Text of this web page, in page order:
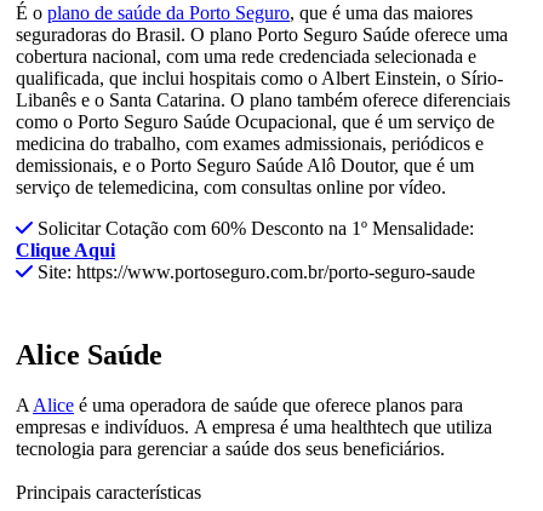
É o plano de saúde da Porto Seguro, que é uma das maiores
seguradoras do Brasil. O plano Porto Seguro Saúde oferece uma
cobertura nacional, com uma rede credenciada selecionada e
qualificada, que inclui hospitais como o Albert Einstein, o Sírio-
Libanês e o Santa Catarina. O plano também oferece diferenciais
como o Porto Seguro Saúde Ocupacional, que é um serviço de
medicina do trabalho, com exames admissionais, periódicos e
demissionais, e o Porto Seguro Saúde Alô Doutor, que é um
serviço de telemedicina, com consultas online por vídeo.
Solicitar Cotação com 60% Desconto na 1º Mensalidade:
Clique Aqui
Site: https://www.portoseguro.com.br/porto-seguro-saude
Alice Saúde
AAlice é uma operadora de saúde que oferece planos para
empresas e indivíduos. A empresa é uma healthtech que utiliza
tecnologia para gerenciar a saúde dos seus beneficiários.
Principais características